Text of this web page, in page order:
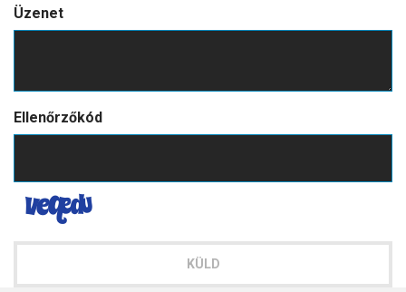
Üzenet
Ellenőrzőkód
KÜLD